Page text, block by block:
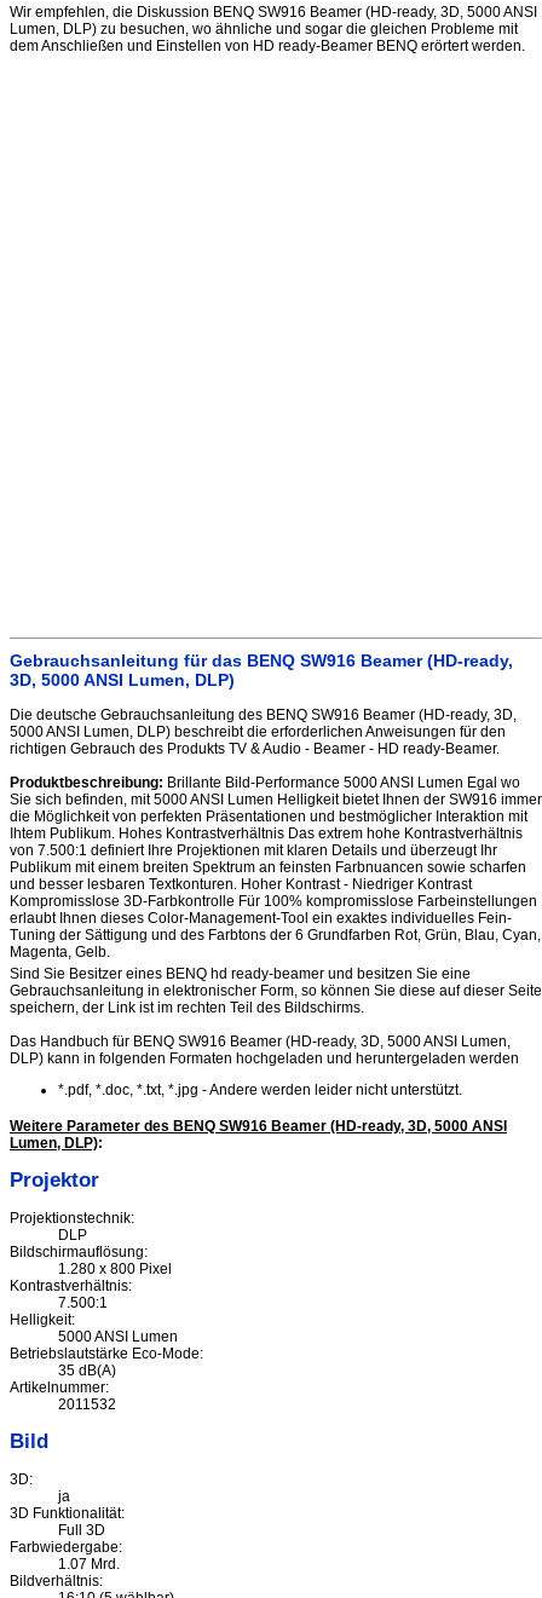
Wir empfehlen, die Diskussion BENQ SW916 Beamer (HD-ready, 3D, 5000 ANSI
Lumen, DLP) zu besuchen, wo ähnliche und sogar die gleichen Probleme mit
dem Anschließen und Einstellen von HD ready-Beamer BENQ erörtert werden.
Gebrauchsanleitung für das BENQ SW916 Beamer (HD-ready,
3D, 5000 ANSI Lumen, DLP)
Die deutsche Gebrauchsanleitung des BENQ SW916 Beamer (HD-ready, 3D,
5000 ANSI Lumen, DLP) beschreibt die erforderlichen Anweisungen für den
richtigen Gebrauch des Produkts TV & Audio - Beamer - HD ready-Beamer.
Produktbeschreibung: Brillante Bild-Performance 5000 ANSI Lumen Egal wo
Sie sich befinden, mit 5000 ANSI Lumen Helligkeit bietet Ihnen der SW916 immer
die Möglichkeit von perfekten Präsentationen und bestmöglicher Interaktion mit
Ihtem Publikum. Hohes Kontrastverhältnis Das extrem hohe Kontrastverhältnis
von 7.500:1 definiert Ihre Projektionen mit klaren Details und überzeugt Ihr
Publikum mit einem breiten Spektrum an feinsten Farbnuancen sowie scharfen
und besser lesbaren Textkonturen. Hoher Kontrast - Niedriger Kontrast
Kompromisslose 3D-Farbkontrolle Für 100% kompromisslose Farbeinstellungen
erlaubt Ihnen dieses Color-Management-Tool ein exaktes individuelles Fein-
Tuning der Sättigung und des Farbtons der 6 Grundfarben Rot, Grün, Blau, Cyan,
Magenta, Gelb.
Sind Sie Besitzer eines BENQ hd ready-beamer und besitzen Sie eine
Gebrauchsanleitung in elektronischer Form, so können Sie diese auf dieser Seite
speichern, der Link ist im rechten Teil des Bildschirms.
Das Handbuch für BENQ SW916 Beamer (HD-ready, 3D, 5000 ANSI Lumen,
DLP) kann in folgenden Formaten hochgeladen und heruntergeladen werden
*.pdf, *.doc, *.txt, *.jpg - Andere werden leider nicht unterstützt.
Weitere Parameter des BENQ SW916 Beamer (HD-ready, 3D, 5000 ANSI
Lumen, DLP):
Projektor
Projektionstechnik:
DLP
Bildschirmauflösung:
1.280 x 800 Pixel
Kontrastverhältnis:
7.500:1
Helligkeit:
5000 ANSI Lumen
Betriebslautstärke Eco-Mode:
35 dB(A)
Artikelnummer:
2011532
Bild
3D:
ja
3D Funktionalität:
Full 3D
Farbwiedergabe:
1.07 Mrd.
Bildverhältnis: